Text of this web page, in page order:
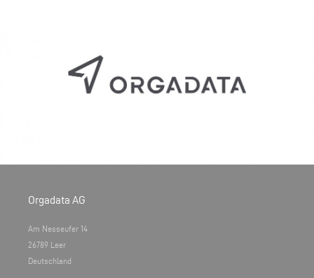
Orgadata AG
Am Nesseufer 14
26789 Leer
Deutschland